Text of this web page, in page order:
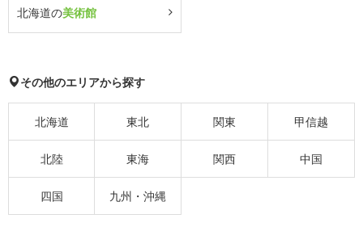
北海道の美術館
その他のエリアから探す
北海道 東北 関東 甲信越
北陸 東海 関西 中国
四国 九州・沖縄